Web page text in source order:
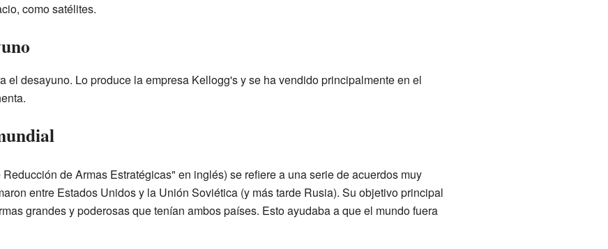
como satélites.
el desayuno. Lo produce la empresa Kellogg's y se ha vendido principalmente en el
de Armas Estratégicas" en inglés) se refiere a una serie de acuerdos muy
entre Estados Unidos y la Unión Soviética (y más tarde Rusia). Su objetivo principal
grandes y poderosas que tenían ambos países. Esto ayudaba a que el mundo fuera